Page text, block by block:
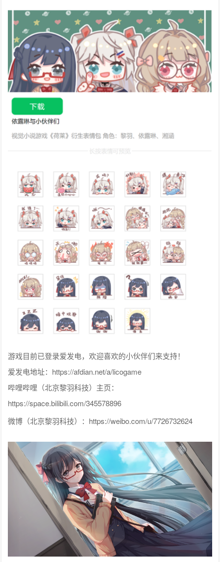
游戏目前已登录爱发电，欢迎喜欢的小伙伴们来支持！
爱发电地址：https://afdian.net/a/licogame
哔哩哔哩（北京黎羽科技）主页：
https://space.bilibili.com/345578896
微博（北京黎羽科技）：https://weibo.com/u/7726732624